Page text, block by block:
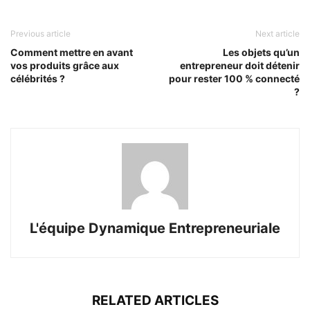
Previous article
Comment mettre en avant
vos produits grâce aux
célébrités ?
Next article
Les objets qu’un
entrepreneur doit détenir
pour rester 100 % connecté
?
L'équipe Dynamique Entrepreneuriale
RELATED ARTICLES